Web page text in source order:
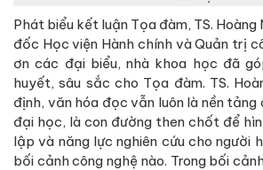
Phát biểu kết luận Tọa đàm, TS. Hoàng
đốc Học viện Hành chính và Quản trị
ơn các đại biểu, nhà khoa học đã
huyết, sâu sắc cho Tọa đàm. TS.
định, văn hóa đọc vẫn luôn là nền
đại học, là con đường then chốt để
lập và năng lực nghiên cứu cho người
bối cảnh công nghệ nào. Trong bối